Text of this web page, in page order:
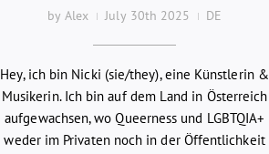
by Alex July 30th 2025 DE
Hey, ich bin Nicki (sie/they), eine Künstlerin &
Musikerin. Ich bin auf dem Land in Österreich
aufgewachsen, wo Queerness und LGBTQIA+
weder im Privaten noch in der Öffentlichkeit